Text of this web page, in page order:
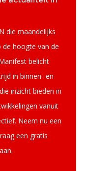
die maandelijks
hoogte van de
belicht
in binnen- en
inzicht bieden in
vanuit
Neem nu een
een gratis